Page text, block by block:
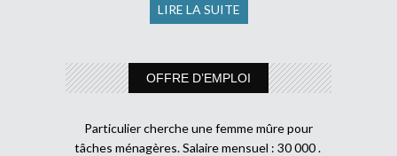
LIRE LA SUITE
OFFRE D’EMPLOI
Particulier cherche une femme mûre pour
tâches ménagères. Salaire mensuel : 30 000 .